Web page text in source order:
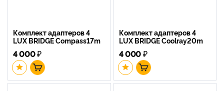
Комплект адаптеров 4
LUX BRIDGE Compass17m
4 000₽
Комплект адаптеров 4
LUX BRIDGE Coolray20m
4 000₽